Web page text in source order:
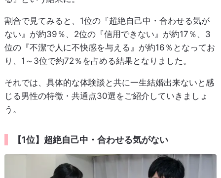
割合で見てみると、1位の『超絶自己中・合わせる気が
ない』が約39％、2位の『信用できない』が約17％、3
位の『不潔で人に不快感を与える』が約16％となってお
り、1～3位で約72％を占める結果となりました。
それでは、具体的な体験談と共に一生結婚出来ないと感
じる男性の特徴・共通点30選をご紹介していきましょ
う。
【1位】超絶自己中・合わせる気がない